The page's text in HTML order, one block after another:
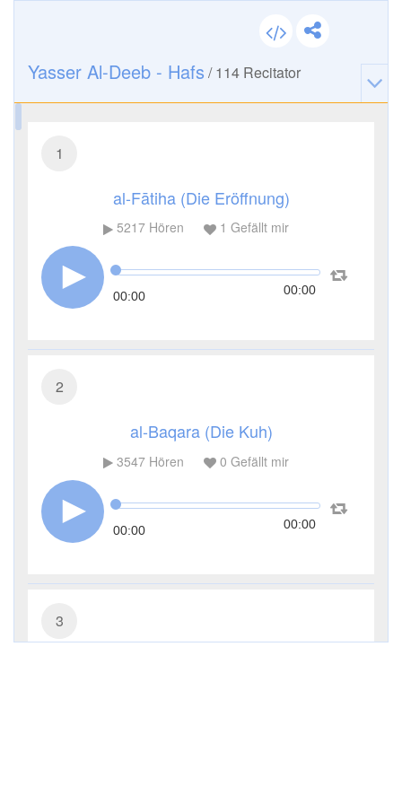
Yasser Al-Deeb - Hafs /114 Recitator
1
al-Fātiha (Die Eröffnung)
5217Hören 1 Gefällt mir
00:00 00:00
2
al-Baqara (Die Kuh)
3547Hören 0 Gefällt mir
00:00 00:00
3